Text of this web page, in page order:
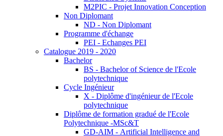
M2PIC - Projet Innovation Conception
Non Diplomant
ND - Non Diplomant
Programme d'échange
PEI - Echanges PEI
Catalogue 2019 - 2020
Bachelor
BS - Bachelor of Science de l'Ecole
polytechnique
Cycle Ingénieur
X - Diplôme d'ingénieur de l'Ecole
polytechnique
Diplôme de formation gradué de l'Ecole
Polytechnique -MSc&T
GD-AIM - Artificial Intelligence and